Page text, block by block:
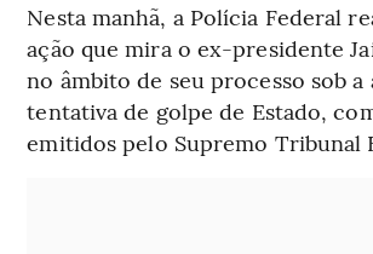
Nesta manhã, a Polícia Federal
ação que mira o ex-presidente
no âmbito de seu processo sob a
tentativa de golpe de Estado,
emitidos pelo Supremo Tribunal